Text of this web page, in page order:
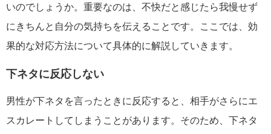
いのでしょうか。重要なのは、不快だと感じたら我慢せず
にきちんと自分の気持ちを伝えることです。ここでは、効
果的な対応方法について具体的に解説していきます。
下ネタに反応しない
男性が下ネタを言ったときに反応すると、相手がさらにエ
スカレートしてしまうことがあります。そのため、下ネタ